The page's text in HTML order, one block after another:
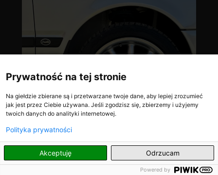
PL
Prywatność na tej stronie
Na giełdzie zbierane są i przetwarzane twoje dane, aby lepiej zrozumieć
jak jest przez Ciebie używana. Jeśli zgodzisz się, zbierzemy i użyjemy
twoich danych do analityki internetowej.
Polityka prywatności
Akceptuję Odrzucam
Powered by